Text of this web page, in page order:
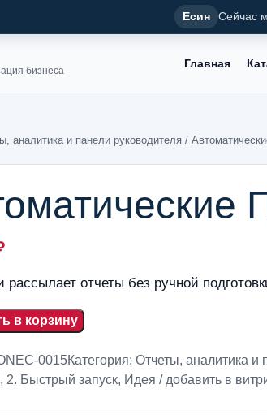
Есин Сейчас
бизнеса
Главная
аналитика и панели руководителя /
рассылает отчеты без ручной
в корзину
0015Категория: Отчеты, аналитика и
, 2. Быстрый запуск, Идея / добавить в